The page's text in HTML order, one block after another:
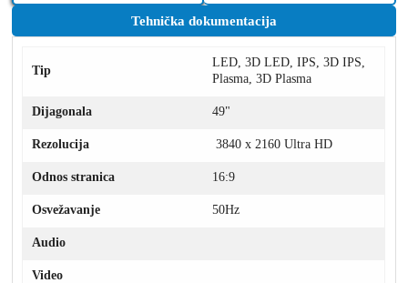
Tehnička dokumentacija
Tip
LED, 3D LED, IPS, 3D IPS,
Plasma, 3D Plasma
Dijagonala 49"
Rezolucija 3840 x 2160 Ultra HD
Odnos stranica 16:9
Osvežavanje 50Hz
Audio
Video